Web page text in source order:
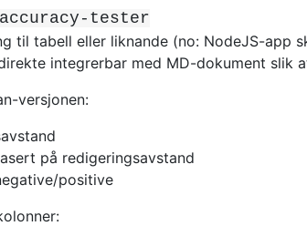
accuracy-tester
til tabell eller liknande (no: NodeJS-app
integrerbar med MD-dokument slik
versjonen:
på redigeringsavstand
positive